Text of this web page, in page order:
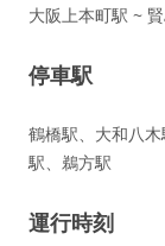
大阪上本町駅 ~
停車駅
鶴橋駅、大和八
駅、鵜方駅
運行時刻